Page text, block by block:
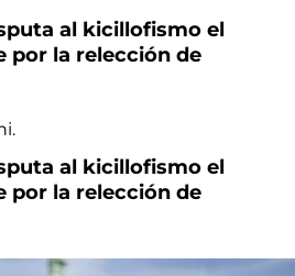
al kicillofismo el
por la relección de
al kicillofismo el
por la relección de